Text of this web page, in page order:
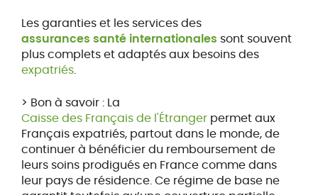
Les garanties et les services des
assurances santé internationales sont souvent
plus complets et adaptés aux besoins des
expatriés.
> Bon à savoir : La
Caisse des Français de l'Étrangerpermet aux
Français expatriés, partout dans le monde, de
continuer à bénéficier du remboursement de
leurs soins prodigués en France comme dans
leur pays de résidence. Ce régime de base ne